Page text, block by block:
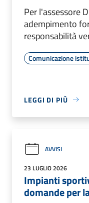
Per l'assessore
adempimento
responsabilità
Comunicazione
LEGGI DI PIÙ
AVVISI
23 LUGLIO 2026
Impianti
domande per